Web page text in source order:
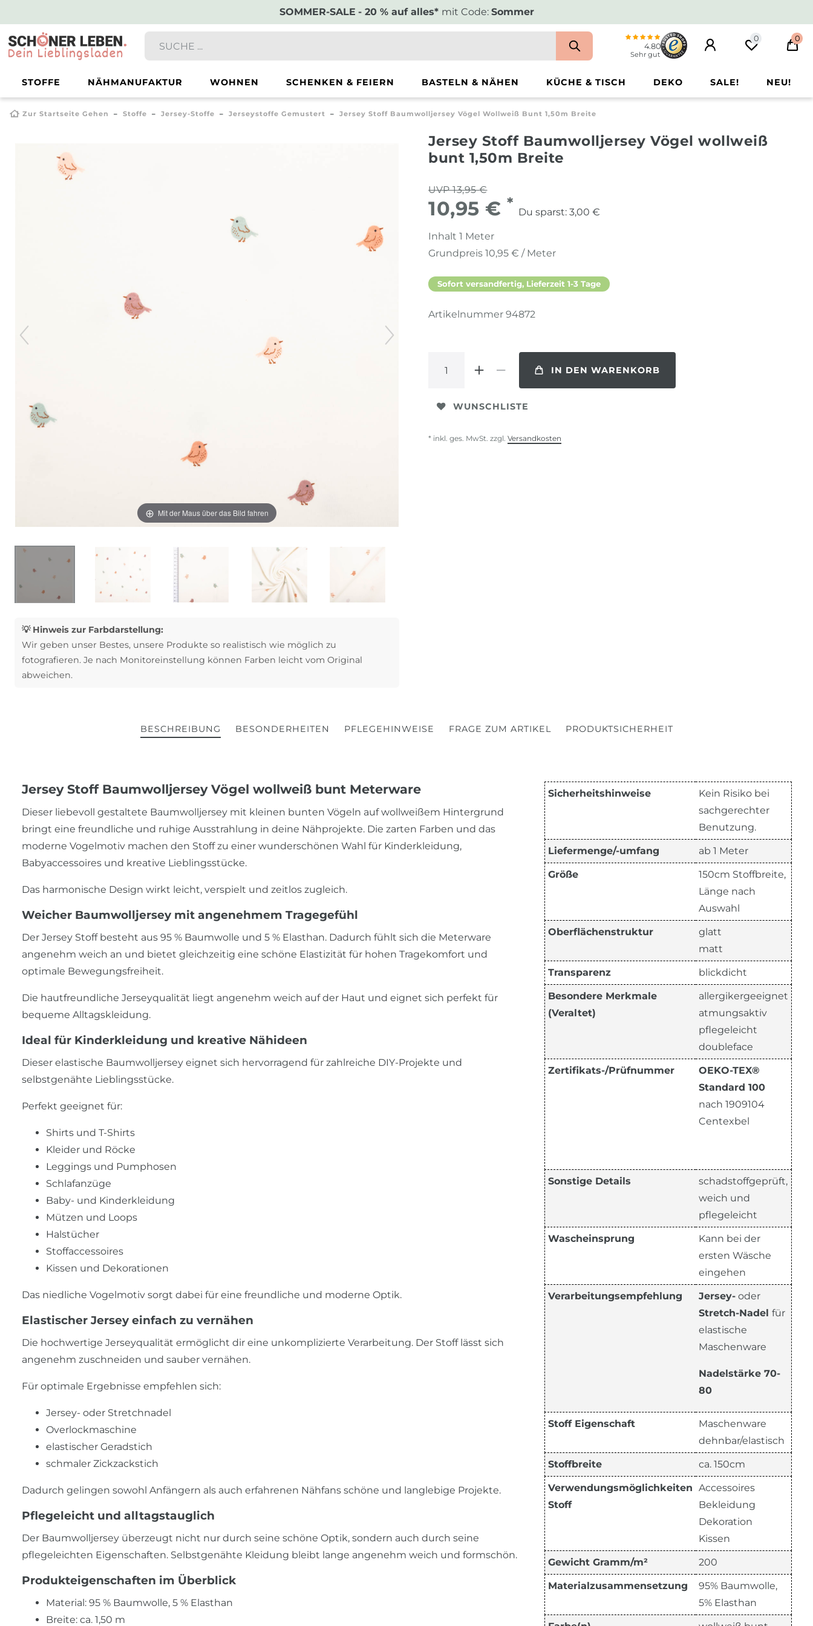
SOMMER-SALE - 20 % auf alles* mit Code: Sommer
4.80
Sehr gut
0 0
STOFFE NÄHMANUFAKTUR WOHNEN SCHENKEN & FEIERN BASTELN & NÄHEN KÜCHE & TISCH DEKO SALE! NEU!
Zur Startseite Gehen Stoffe Jersey-Stoffe Jerseystoffe Gemustert Jersey Stoff Baumwolljersey Vögel Wollweiß Bunt 1,50m Breite
Mit der Maus über das Bild fahren
💡 Hinweis zur Farbdarstellung:
Wir geben unser Bestes, unsere Produkte so realistisch wie möglich zu
fotografieren. Je nach Monitoreinstellung können Farben leicht vom Original
abweichen.
Jersey Stoff Baumwolljersey Vögel wollweiß
bunt 1,50m Breite
UVP 13,95 €
10,95 € *
Du sparst: 3,00 €
Inhalt 1 Meter
Grundpreis 10,95 € / Meter
Sofort versandfertig, Lieferzeit 1-3 Tage
Artikelnummer 94872
IN DEN WARENKORB
WUNSCHLISTE
* inkl. ges. MwSt. zzgl. Versandkosten
BESCHREIBUNG BESONDERHEITEN PFLEGEHINWEISE FRAGE ZUM ARTIKEL PRODUKTSICHERHEIT
Jersey Stoff Baumwolljersey Vögel wollweiß bunt Meterware
Dieser liebevoll gestaltete Baumwolljersey mit kleinen bunten Vögeln auf wollweißem Hintergrund
bringt eine freundliche und ruhige Ausstrahlung in deine Nähprojekte. Die zarten Farben und das
moderne Vogelmotiv machen den Stoff zu einer wunderschönen Wahl für Kinderkleidung,
Babyaccessoires und kreative Lieblingsstücke.
Das harmonische Design wirkt leicht, verspielt und zeitlos zugleich.
Weicher Baumwolljersey mit angenehmem Tragegefühl
Der Jersey Stoff besteht aus 95 % Baumwolle und 5 % Elasthan. Dadurch fühlt sich die Meterware
angenehm weich an und bietet gleichzeitig eine schöne Elastizität für hohen Tragekomfort und
optimale Bewegungsfreiheit.
Die hautfreundliche Jerseyqualität liegt angenehm weich auf der Haut und eignet sich perfekt für
bequeme Alltagskleidung.
Ideal für Kinderkleidung und kreative Nähideen
Dieser elastische Baumwolljersey eignet sich hervorragend für zahlreiche DIY-Projekte und
selbstgenähte Lieblingsstücke.
Perfekt geeignet für:
Shirts und T-Shirts
Kleider und Röcke
Leggings und Pumphosen
Schlafanzüge
Baby- und Kinderkleidung
Mützen und Loops
Halstücher
Stoffaccessoires
Kissen und Dekorationen
Das niedliche Vogelmotiv sorgt dabei für eine freundliche und moderne Optik.
Elastischer Jersey einfach zu vernähen
Die hochwertige Jerseyqualität ermöglicht dir eine unkomplizierte Verarbeitung. Der Stoff lässt sich
angenehm zuschneiden und sauber vernähen.
Für optimale Ergebnisse empfehlen sich:
Jersey- oder Stretchnadel
Overlockmaschine
elastischer Geradstich
schmaler Zickzackstich
Dadurch gelingen sowohl Anfängern als auch erfahrenen Nähfans schöne und langlebige Projekte.
Pflegeleicht und alltagstauglich
Der Baumwolljersey überzeugt nicht nur durch seine schöne Optik, sondern auch durch seine
pflegeleichten Eigenschaften. Selbstgenähte Kleidung bleibt lange angenehm weich und formschön.
Produkteigenschaften im Überblick
Material: 95 % Baumwolle, 5 % Elasthan
Breite: ca. 1,50 m
Sicherheitshinweise
Kein Risiko bei
sachgerechter
Benutzung.
Liefermenge/-umfang ab 1 Meter
Größe
150cm Stoffbreite,
Länge nach
Auswahl
Oberflächenstruktur
glatt
matt
Transparenz blickdicht
Besondere Merkmale
(Veraltet)
allergikergeeignet
atmungsaktiv
pflegeleicht
doubleface
Zertifikats-/Prüfnummer
OEKO-TEX®
Standard 100
nach 1909104
Centexbel
Sonstige Details
schadstoffgeprüft,
weich und
pflegeleicht
Wascheinsprung
Kann bei der
ersten Wäsche
eingehen
Verarbeitungsempfehlung Jersey- oder
Stretch-Nadel für
elastische
Maschenware
Nadelstärke 70-
80
Stoff Eigenschaft
Maschenware
dehnbar/elastisch
Stoffbreite ca. 150cm
Verwendungsmöglichkeiten
Stoff
Accessoires
Bekleidung
Dekoration
Kissen
Gewicht Gramm/m² 200
Materialzusammensetzung
95% Baumwolle,
5% Elasthan